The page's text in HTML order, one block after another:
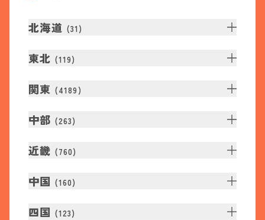
北海道 (31 )
東北 (119)
関東 (4189 )
中部 (263)
近畿 (760)
中国 (160)
四国 (123)